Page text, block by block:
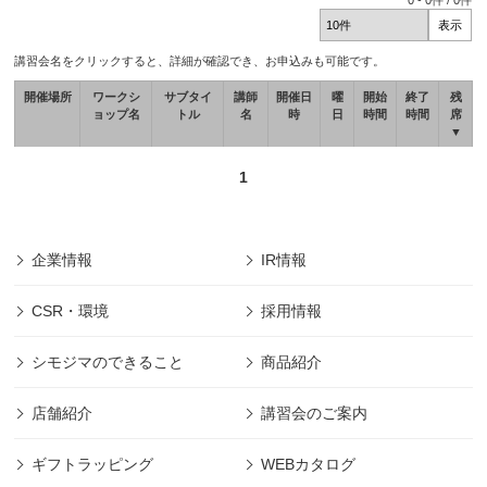
講習会名をクリックすると、詳細が確認でき、お申込みも可能です。
開催場所
ワークシ
ョップ名
サブタイ
トル
講師
名
開催日
時
曜
日
開始
時間
終了
時間
残
席
▼
1
企業情報 IR情報
CSR・環境 採用情報
シモジマのできること 商品紹介
店舗紹介 講習会のご案内
ギフトラッピング WEBカタログ